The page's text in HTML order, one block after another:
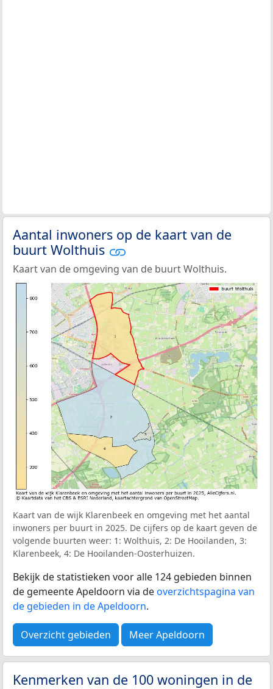
Aantal inwoners op de kaart van de
buurt Wolthuis
Kaart van de omgeving van de buurt Wolthuis.
Kaart van de wijk Klarenbeek en omgeving met het aantal
inwoners per buurt in 2025. De cijfers op de kaart geven de
volgende buurten weer: 1: Wolthuis, 2: De Hooilanden, 3:
Klarenbeek, 4: De Hooilanden-Oosterhuizen.
Bekijk de statistieken voor alle 124 gebieden binnen
de gemeente Apeldoorn via deoverzichtspagina van
de gebieden in de Apeldoorn.
Overzicht gebieden Meer Apeldoorn
Kenmerken van de 100 woningen in de